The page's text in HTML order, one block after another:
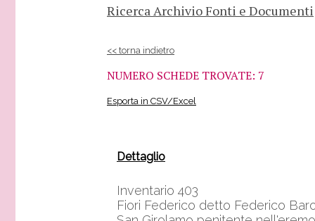
Ricerca Archivio Fonti e Documenti
<< torna indietro
NUMERO SCHEDE TROVATE: 7
Esporta in CSV/Excel
Dettaglio
Inventario 403
Fiori Federico detto Federico